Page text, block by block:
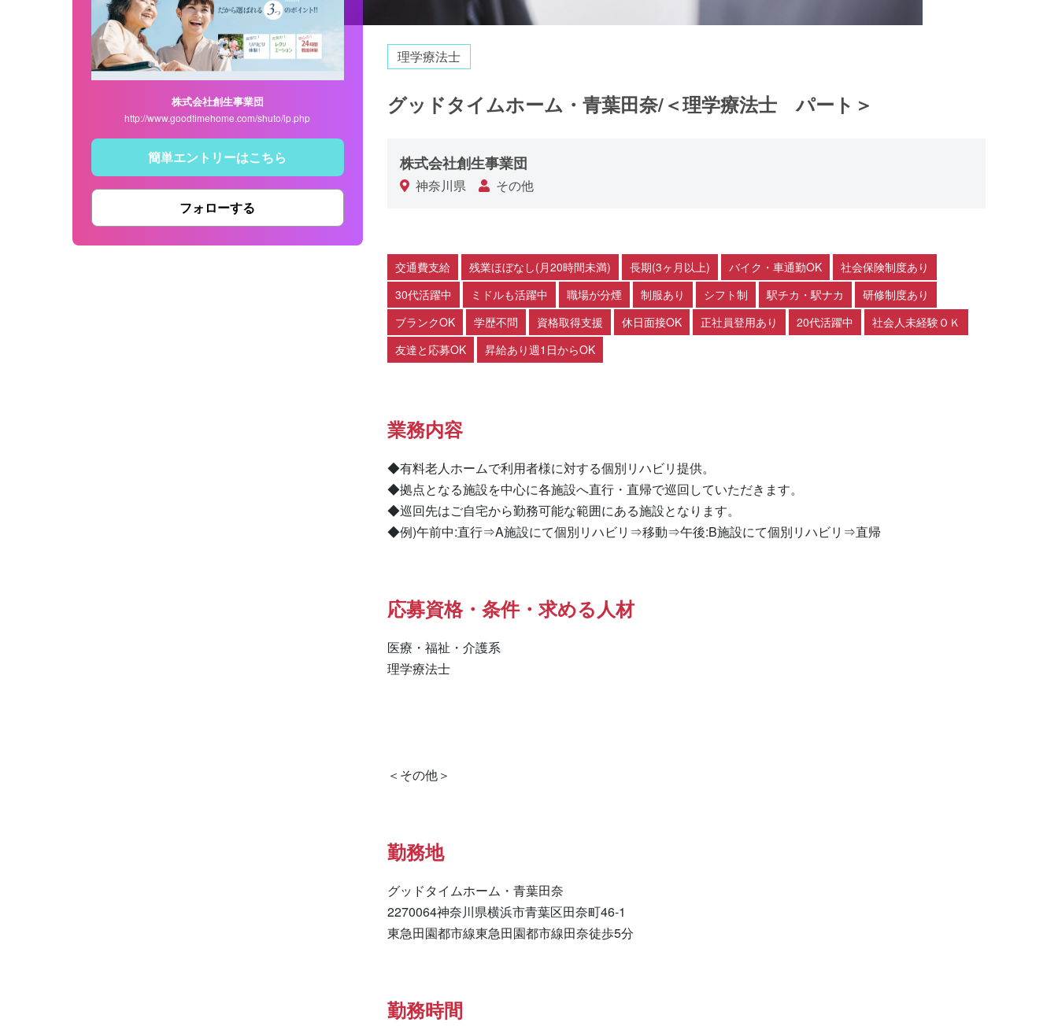
株式会社創生事業団
http://www.goodtimehome.com/shuto/lp.php
簡単エントリーはこちら
フォローする
理学療法士
グッドタイムホーム・青葉田奈/＜理学療法士 パート＞
株式会社創生事業団
神奈川県 その他
交通費支給 残業ほぼなし(月20時間未満) 長期(3ヶ月以上) バイク・車通勤OK
社会保険制度あり
30代活躍中
ミドルも活躍中 職場が分煙 制服あり シフト制 駅チカ・駅ナカ
研修制度あり
ブランクOK
学歴不問 資格取得支援 休日面接OK 正社員登用あり 20代活躍中
社会人未経験ＯＫ
友達と応募OK
昇給あり週1日からOK
業務内容
◆有料老人ホームで利用者様に対する個別リハビリ提供。
◆拠点となる施設を中心に各施設へ直行・直帰で巡回していただきます。
◆巡回先はご自宅から勤務可能な範囲にある施設となります。
◆例)午前中:直行⇒A施設にて個別リハビリ⇒移動⇒午後:B施設にて個別リハビリ⇒直帰
応募資格・条件・求める人材
医療・福祉・介護系
理学療法士
勤務地
グッドタイムホーム・青葉田奈
2270064神奈川県横浜市青葉区田奈町46-1
東急田園都市線東急田園都市線田奈徒歩5分
勤務時間